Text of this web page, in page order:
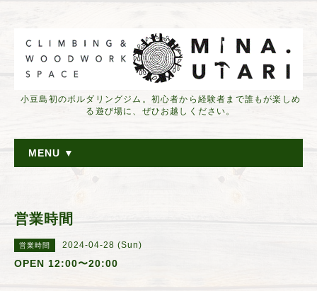
小豆島初のボルダリングジム。初心者から経験者まで誰もが楽しめ
る遊び場に、ぜひお越しください。
MENU ▼
営業時間
営業時間 2024-04-28 (Sun)
OPEN 12:00〜20:00